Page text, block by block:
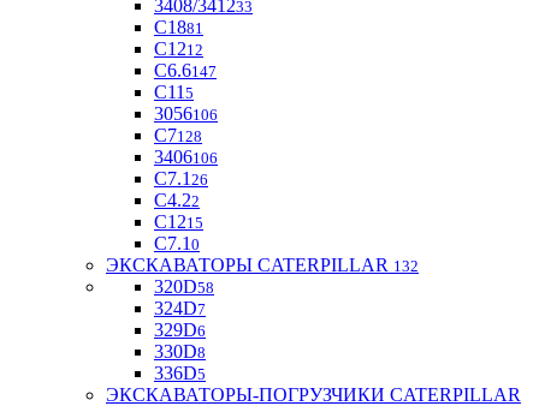
3408/341233
С1881
C1212
С6.6147
C11 5
3056106
С7128
3406106
C7.1 26
C4.22
С1215
С7.1 0
ЭКСКАВАТОРЫ CATERPILLAR 132
320D58
324D7
329D6
330D8
336D5
ЭКСКАВАТОРЫ-ПОГРУЗЧИКИ CATERPILLAR